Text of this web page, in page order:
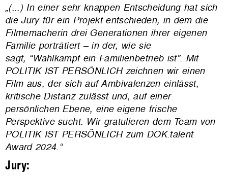
„(...) In einer sehr knappen Entscheidung hat sich
die Jury für ein Projekt entschieden, in dem die
Filmemacherin drei Generationen ihrer eigenen
Familie porträtiert – in der, wie sie
sagt, “Wahlkampf ein Familienbetrieb ist”. Mit
POLITIK IST PERSÖNLICH zeichnen wir einen
Film aus, der sich auf Ambivalenzen einlässt,
kritische Distanz zulässt und, auf einer
persönlichen Ebene, eine eigene frische
Perspektive sucht. Wir gratulieren dem Team von
POLITIK IST PERSÖNLICH zum DOK.talent
Award 2024.“
Jury: